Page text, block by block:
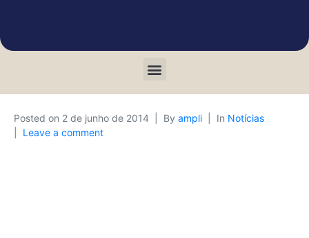
Posted on 2 de junho de 2014 By ampli In Notícias
Leave a comment